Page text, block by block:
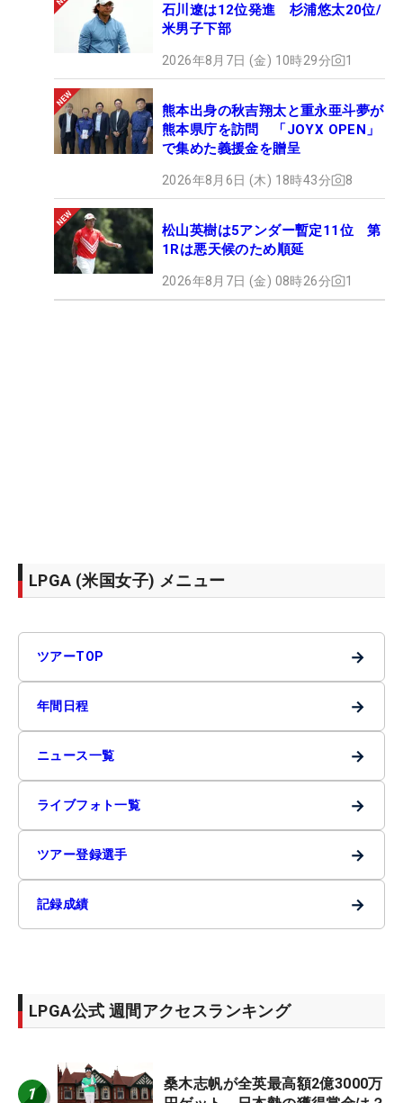
石川遼は12位発進 杉浦悠太20位/
米男子下部
2026年8月7日 (金) 10時29分 1
熊本出身の秋吉翔太と重永亜斗夢が
熊本県庁を訪問 「JOYX OPEN」
で集めた義援金を贈呈
2026年8月6日 (木) 18時43分 8
松山英樹は5アンダー暫定11位 第
1Rは悪天候のため順延
2026年8月7日 (金) 08時26分 1
LPGA (米国女子) メニュー
ツアーTOP →
年間日程 →
ニュース一覧 →
ライブフォト一覧 →
ツアー登録選手 →
記録成績 →
LPGA公式 週間アクセスランキング
1
桑木志帆が全英最高額2億3000万